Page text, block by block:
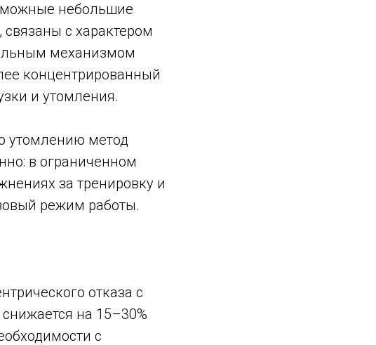
небольшие
с характером
механизмом
концентрированный
и утомления.
утомлению метод
в ограниченном
за тренировку и
режим работы.
отказа с
на 15–30%
с